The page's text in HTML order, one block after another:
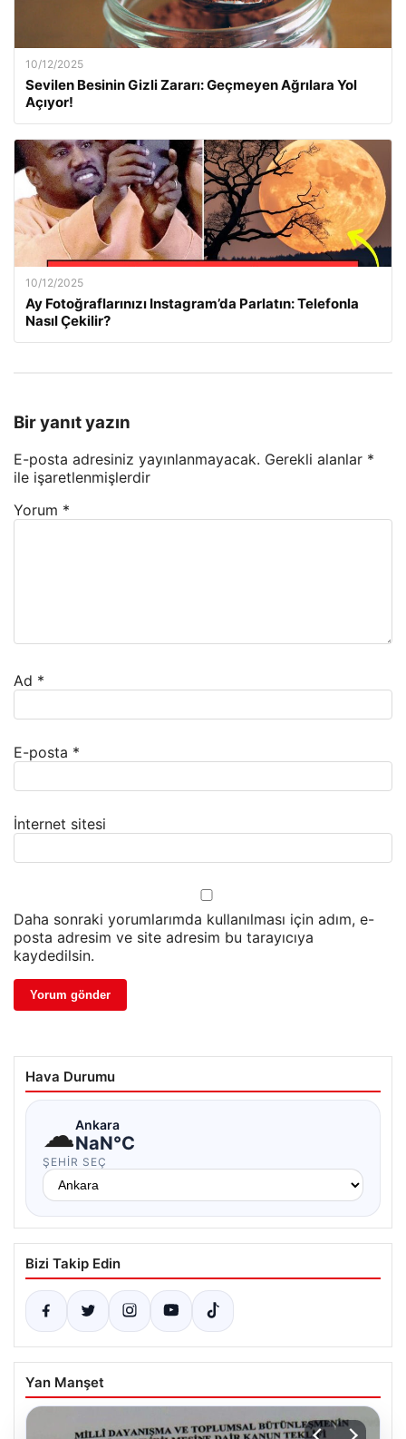
10/12/2025
Sevilen Besinin Gizli Zararı: Geçmeyen Ağrılara Yol
Açıyor!
10/12/2025
Ay Fotoğraflarınızı Instagram’da Parlatın: Telefonla
Nasıl Çekilir?
Bir yanıt yazın
E-posta adresiniz yayınlanmayacak. Gerekli alanlar *
ile işaretlenmişlerdir
Yorum *
Ad *
E-posta *
İnternet sitesi
Daha sonraki yorumlarımda kullanılması için adım, e-
posta adresim ve site adresim bu tarayıcıya
kaydedilsin.
Hava Durumu
☁Ankara
NaN°C
ŞEHIR SEÇ
Bizi Takip Edin
Yan Manşet